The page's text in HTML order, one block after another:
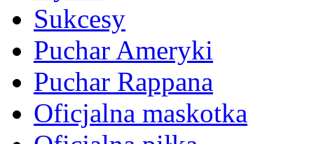
Sukcesy
Puchar Ameryki
Puchar Rappana
Oficjalna maskotka